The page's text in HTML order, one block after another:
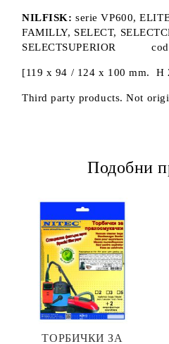
NILFISK: serie VP600,
FAMILLY, SELECT,
SELECTSUPERIOR code
[119 x 94 / 124 x 100 mm. H
Third party products. Not
Подобни
ТОРБИЧКИ ЗА